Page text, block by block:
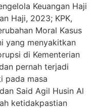
Keuangan Haji
Haji, 2023; KPK,
Moral Kasus
yang menyakitkan
di Kementerian
pernah terjadi
pada masa
Said Agil Husin Al
ketidakpastian